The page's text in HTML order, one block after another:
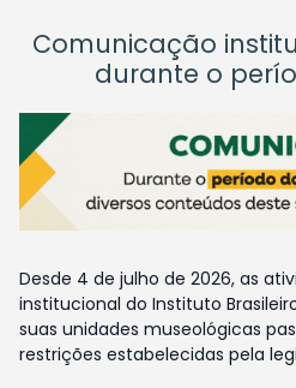
Comunicação
durante o
Desde 4 de julho de 2026, as
institucional do Instituto
suas unidades museológicas
restrições estabelecidas pela